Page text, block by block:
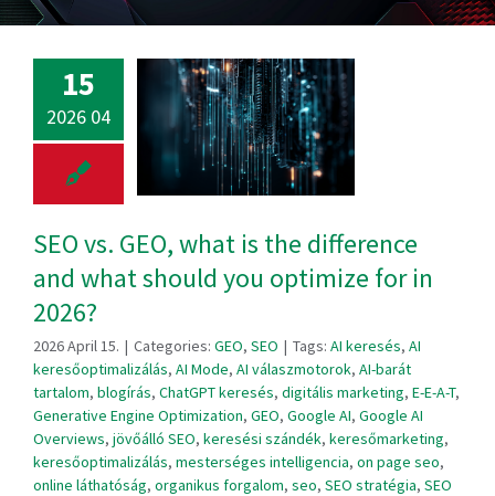
15
2026 04
SEO vs. GEO, what is the difference
and what should you optimize for in
2026?
2026 April 15. | Categories: GEO, SEO | Tags: AI keresés, AI
keresőoptimalizálás, AI Mode, AI válaszmotorok, AI-barát
tartalom, blogírás, ChatGPT keresés, digitális marketing, E-E-A-T,
Generative Engine Optimization, GEO, Google AI, Google AI
Overviews, jövőálló SEO, keresési szándék, keresőmarketing,
keresőoptimalizálás, mesterséges intelligencia, on page seo,
online láthatóság, organikus forgalom, seo, SEO stratégia, SEO